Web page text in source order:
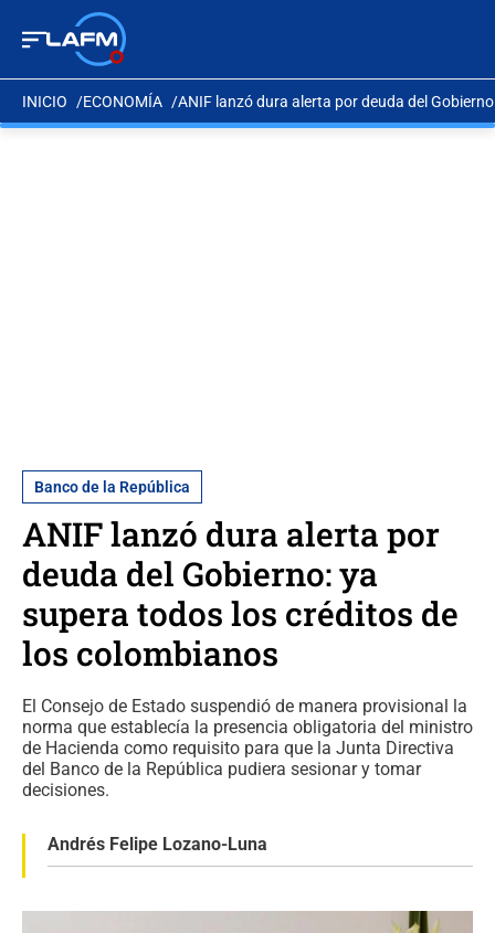
INICIO ECONOMÍA ANIF lanzó dura alerta por deuda del
Banco de la República
ANIF lanzó dura alerta por
deuda del Gobierno: ya
supera todos los créditos de
los colombianos
El Consejo de Estado suspendió de manera provisional la
norma que establecía la presencia obligatoria del ministro
de Hacienda como requisito para que la Junta Directiva
del Banco de la República pudiera sesionar y tomar
decisiones.
Andrés Felipe Lozano-Luna